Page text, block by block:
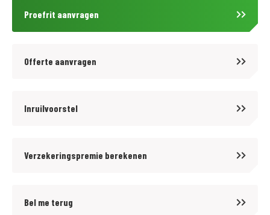
Proefrit aanvragen
Offerte aanvragen
Inruilvoorstel
Verzekeringspremie berekenen
Bel me terug